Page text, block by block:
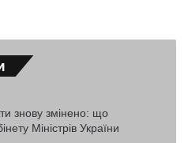
знову змінено: що
Міністрів України